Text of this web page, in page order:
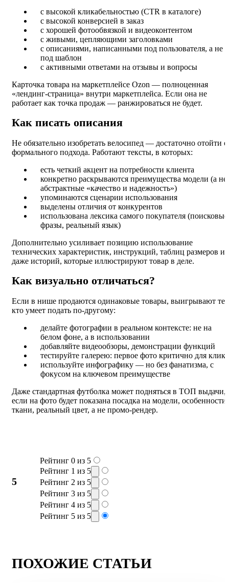
с высокой кликабельностью (CTR в каталоге)
с высокой конверсией в заказ
с хорошей фотообвязкой и видеоконтентом
с живыми, цепляющими заголовками
с описаниями, написанными под пользователя, а не
под шаблон
с активными ответами на отзывы и вопросы
Карточка товара на маркетплейсе Ozon — полноценная
«лендинг-страница» внутри маркетплейса. Если она не
работает как точка продаж — ранжироваться не будет.
Как писать описания
Не обязательно изобретать велосипед — достаточно отойти
формального подхода. Работают тексты, в которых:
есть четкий акцент на потребности клиента
конкретно раскрываются преимущества модели (а не
абстрактные «качество и надежность»)
упоминаются сценарии использования
выделены отличия от конкурентов
использована лексика самого покупателя (поисковые
фразы, реальный язык)
Дополнительно усиливает позицию использование
технических характеристик, инструкций, таблиц размеров и
даже историй, которые иллюстрируют товар в деле.
Как визуально отличаться?
Если в нише продаются одинаковые товары, выигрывают те,
кто умеет подать по-другому:
делайте фотографии в реальном контексте: не на
белом фоне, а в использовании
добавляйте видеообзоры, демонстрации функций
тестируйте галерею: первое фото критично для клика
используйте инфографику — но без фанатизма, с
фокусом на ключевом преимуществе
Даже стандартная футболка может подняться в ТОП выдачи,
если на фото будет показана посадка на модели, особенности
ткани, реальный цвет, а не промо-рендер.
5
Рейтинг 0 из 5
Рейтинг 1 из 5
Рейтинг 2 из 5
Рейтинг 3 из 5
Рейтинг 4 из 5
Рейтинг 5 из 5
ПОХОЖИЕ СТАТЬИ